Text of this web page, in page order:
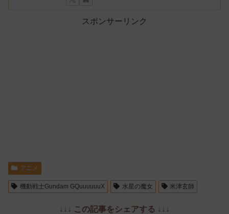
スポンサーリンク
アニメ
機動戦士Gundam GQuuuuuuX 水星の魔女 米津玄師
↓↓↓ この記事をシェアする ↓↓↓